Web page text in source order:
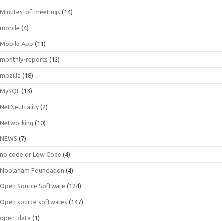
Minutes-of-meetings (14)
mobile (4)
Mobile App (11)
monthly-reports (12)
mozilla (18)
MySQL (13)
NetNeutrality (2)
Networking (10)
NEWS (7)
no code or Low Code (4)
Noolaham Foundation (4)
Open Source Software (124)
Open source softwares (147)
open-data (1)